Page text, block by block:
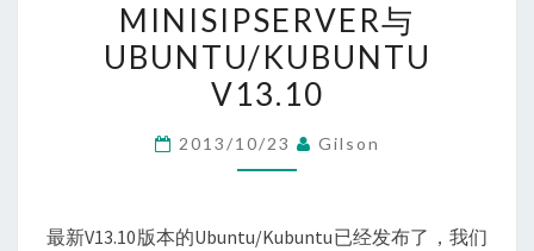
与
UBUNTU/KUBUNTU
V13.10
MINISIPSERVER与
UBUNTU/KUBUNTU
V13.10
2013/10/23 Gilson
最新V13.10版本的Ubuntu/Kubuntu已经发布了，我们